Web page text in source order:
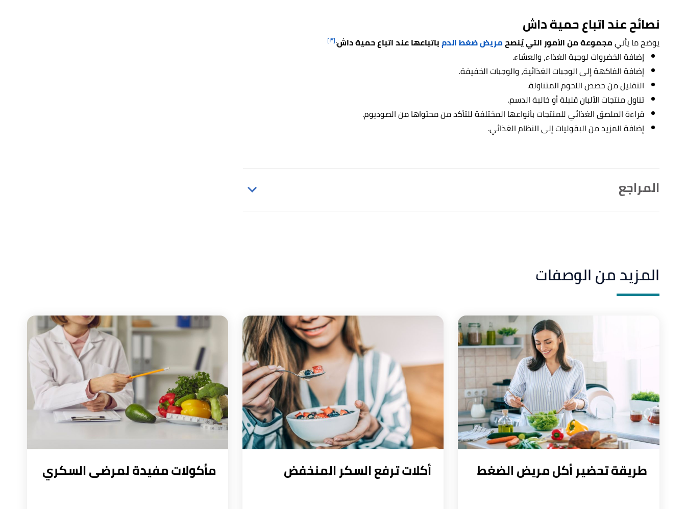
نصائح عند اتباع حمية داش
يوضح ما يأتيمجموعة من الأمور التي يُنصحمريض ضغط الدمباتباعها عند اتباع حمية داش:[٣]
إضافة الخضروات لوجبة الغذاء، والعشاء.
إضافة الفاكهة إلى الوجبات الغذائية، والوجبات الخفيفة.
التقليل من حصص اللحوم المتناولة.
تناول منتجات الألبان قليلة أو خالية الدسم.
قراءة الملصق الغذائي للمنتجات بأنواعها المختلفة للتأكد من محتواها من الصوديوم.
إضافة المزيد من البقوليات إلى النظام الغذائي.
المراجع
↑
"DASH Diet and High Blood Pressure"
, 8/3/2021, Retrieved 20/12/2022. Edited.
المزيد من الوصفات
طريقة تحضير أكل مريض الضغط أكلات ترفع السكر المنخفض مأكولات مفيدة لمرضى السكري